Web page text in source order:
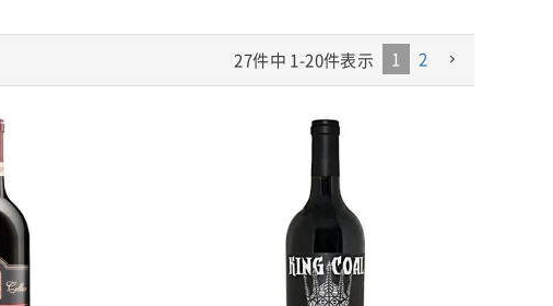
27件中 1-20件表示 1 2